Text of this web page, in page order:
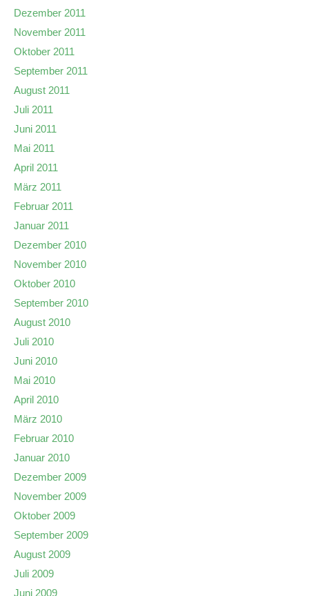
Dezember 2011
November 2011
Oktober 2011
September 2011
August 2011
Juli 2011
Juni 2011
Mai 2011
April 2011
März 2011
Februar 2011
Januar 2011
Dezember 2010
November 2010
Oktober 2010
September 2010
August 2010
Juli 2010
Juni 2010
Mai 2010
April 2010
März 2010
Februar 2010
Januar 2010
Dezember 2009
November 2009
Oktober 2009
September 2009
August 2009
Juli 2009
Juni 2009